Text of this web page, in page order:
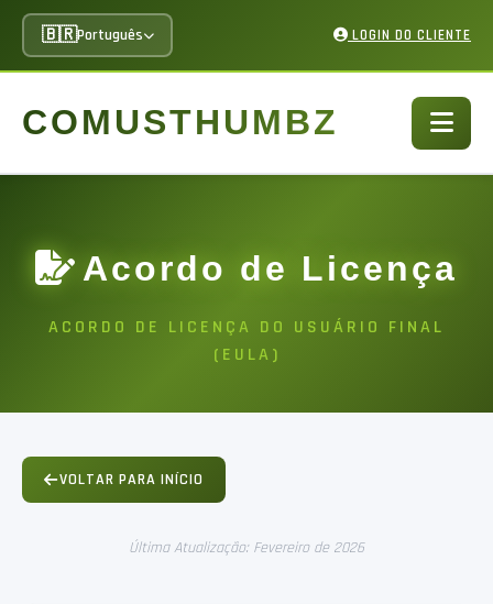
🇧🇷Português LOGIN DO CLIENTE
COMUSTHUMBZ
Acordo de Licença
ACORDO DE LICENÇA DO USUÁRIO FINAL
(EULA)
VOLTAR PARA INÍCIO
Última Atualização: Fevereiro de 2026